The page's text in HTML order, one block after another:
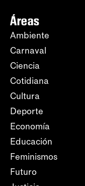
Áreas
Ambiente
Carnaval
Ciencia
Cotidiana
Cultura
Deporte
Economía
Educación
Feminismos
Futuro